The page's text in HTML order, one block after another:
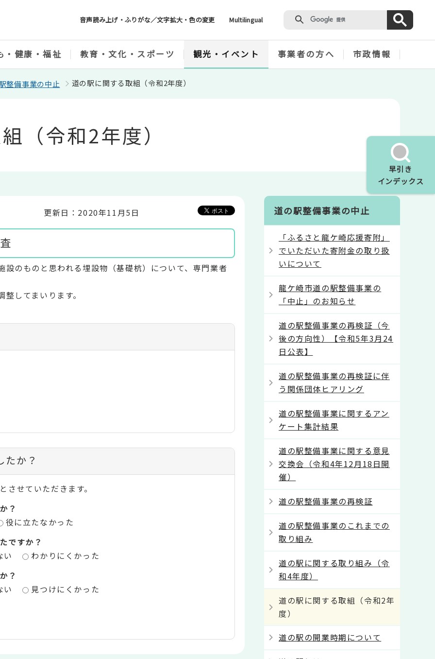
音声読み上げ・ふりがな／文字拡大・色の変更 Multilingual
早引き
インデックス
・健康・福祉 教育・文化・スポーツ 観光・イベント 事業者の方へ 市政情報
整備事業の中止 道の駅に関する取組（令和2年度）
（令和2年度）
更新日：2020年11月5日
のものと思われる埋設物（基礎杭）について、専門業者
してまいります。
たか？
せていただきます。
？
役に立たなかった
ですか？
い
わかりにくかった
？
い 見つけにくかった
道の駅整備事業の中止
「ふるさと龍ケ崎応援寄附」
でいただいた寄附金の取り扱
いについて
龍ケ崎市道の駅整備事業の
「中止」のお知らせ
道の駅整備事業の再検証（今
後の方向性）【令和5年3月24
日公表】
道の駅整備事業の再検証に伴
う関係団体ヒアリング
道の駅整備事業に関するアン
ケート集計結果
道の駅整備事業に関する意見
交換会（令和4年12月18日開
催）
道の駅整備事業の再検証
道の駅整備事業のこれまでの
取り組み
道の駅に関する取り組み（令
和4年度）
道の駅に関する取組（令和2年
度）
道の駅の開業時期について